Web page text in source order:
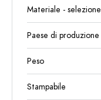
Materiale - selezione
Paese di produzione
Peso
Stampabile